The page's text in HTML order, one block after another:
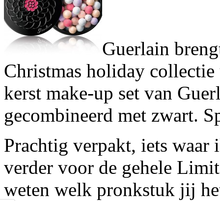
Guerlain
Christmas holiday
kerst make-up set van
gecombineerd met zwart.
Prachtig verpakt, iets
verder voor de gehele
weten welk pronkstuk jij